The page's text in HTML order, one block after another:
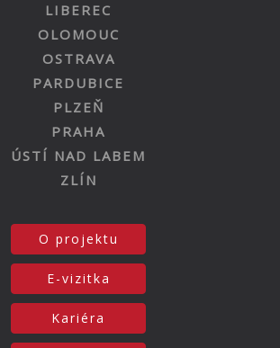
LIBEREC
OLOMOUC
OSTRAVA
PARDUBICE
PLZEŇ
PRAHA
ÚSTÍ NAD LABEM
ZLÍN
O projektu
E-vizitka
Kariéra